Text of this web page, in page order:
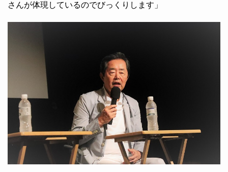
さんが体現しているのでびっくりします」